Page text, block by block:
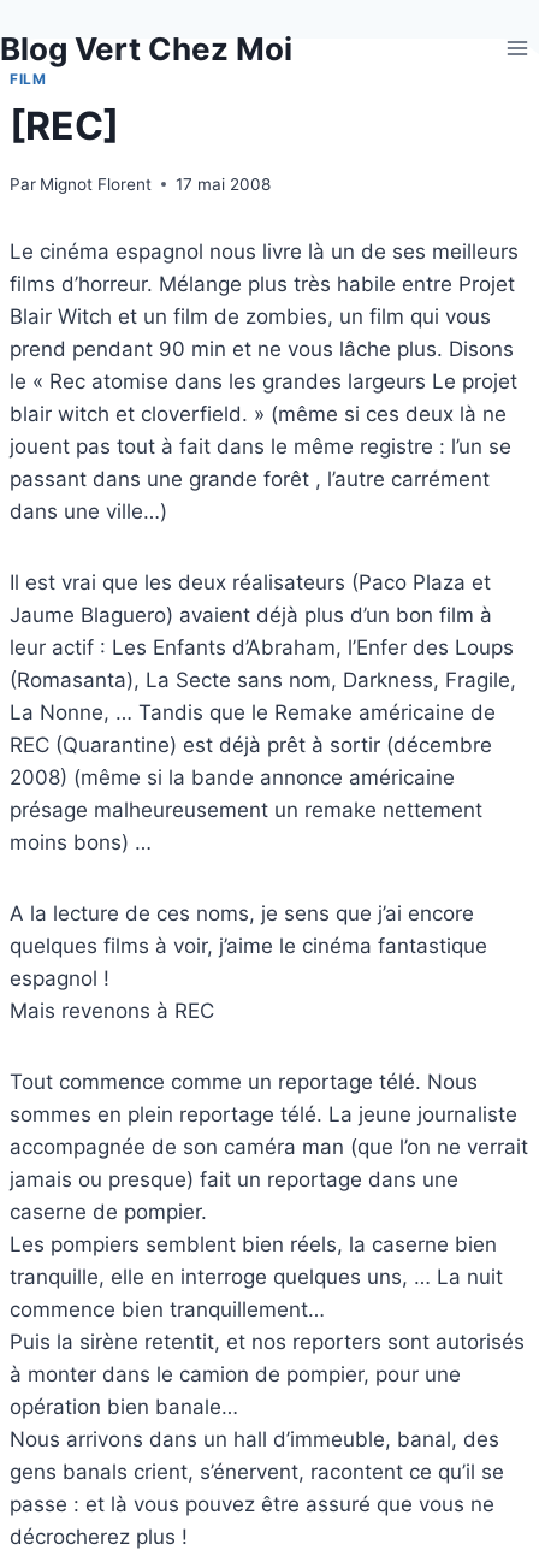
au
contenu
Blog Vert Chez Moi
FILM
[REC]
Par Mignot Florent 17 mai 2008
Le cinéma espagnol nous livre là un de ses meilleurs
films d’horreur. Mélange plus très habile entre Projet
Blair Witch et un film de zombies, un film qui vous
prend pendant 90 min et ne vous lâche plus. Disons
le « Rec atomise dans les grandes largeurs Le projet
blair witch et cloverfield. » (même si ces deux là ne
jouent pas tout à fait dans le même registre : l’un se
passant dans une grande forêt , l’autre carrément
dans une ville…)
Il est vrai que les deux réalisateurs (Paco Plaza et
Jaume Blaguero) avaient déjà plus d’un bon film à
leur actif : Les Enfants d’Abraham, l’Enfer des Loups
(Romasanta), La Secte sans nom, Darkness, Fragile,
La Nonne, … Tandis que le Remake américaine de
REC (Quarantine) est déjà prêt à sortir (décembre
2008) (même si la bande annonce américaine
présage malheureusement un remake nettement
moins bons) …
A la lecture de ces noms, je sens que j’ai encore
quelques films à voir, j’aime le cinéma fantastique
espagnol !
Mais revenons à REC
Tout commence comme un reportage télé. Nous
sommes en plein reportage télé. La jeune journaliste
accompagnée de son caméra man (que l’on ne verrait
jamais ou presque) fait un reportage dans une
caserne de pompier.
Les pompiers semblent bien réels, la caserne bien
tranquille, elle en interroge quelques uns, … La nuit
commence bien tranquillement…
Puis la sirène retentit, et nos reporters sont autorisés
à monter dans le camion de pompier, pour une
opération bien banale…
Nous arrivons dans un hall d’immeuble, banal, des
gens banals crient, s’énervent, racontent ce qu’il se
passe : et là vous pouvez être assuré que vous ne
décrocherez plus !